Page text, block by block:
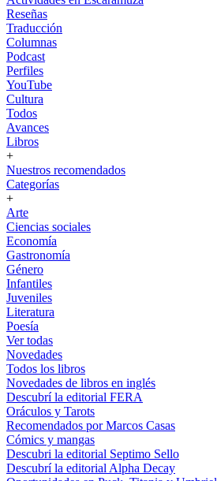
Reseñas
Traducción
Columnas
Podcast
Perfiles
YouTube
Cultura
Todos
Avances
Libros
+
Nuestros recomendados
Categorías
+
Arte
Ciencias sociales
Economía
Gastronomía
Género
Infantiles
Juveniles
Literatura
Poesía
Ver todas
Novedades
Todos los libros
Novedades de libros en inglés
Descubrí la editorial FERA
Oráculos y Tarots
Recomendados por Marcos Casas
Cómics y mangas
Descubri la editorial Septimo Sello
Descubrí la editorial Alpha Decay